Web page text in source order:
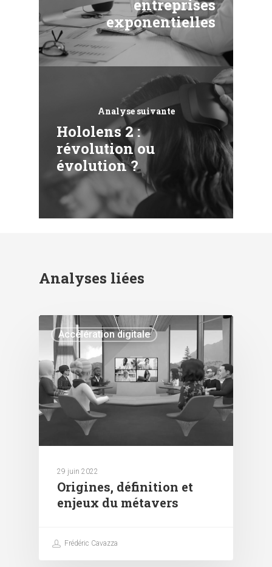
entreprises
exponentielles
Analyse suivante
Hololens 2 :
révolution ou
évolution ?
Analyses liées
Accélération digitale
29 juin 2022
Origines, définition et
enjeux du métavers
Frédéric Cavazza